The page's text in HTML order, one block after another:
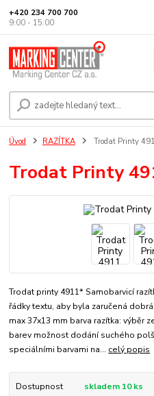
+420 234 700 700
9:00 - 15:00
Úvod RAZÍTKA Trodat Printy
Trodat Printy
Trodat printy 4911* Samobarvicí
řádky textu, aby byla zaručená
max 37x13 mm barva razítka: výběr
barev možnost dodání suchého
speciálními barvami na... celý popis
Dostupnost
skladem 10 ks